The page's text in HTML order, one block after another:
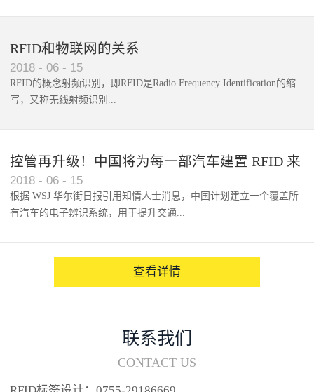
RFID和物联网的关系
2018 - 06 - 15
RFID的概念射频识别，即RFID是Radio Frequency Identification的缩
写，又称无线射频识别...
控管再升级！中国将为每一部汽车建置 RFID 来
架构辨识系统
2018 - 06 - 15
根据 WSJ 华尔街日报引用知情人士消息，中国计划建立一个覆盖所
有汽车的电子辨识系统，用于提升交通...
查看详情
联系我们
CONTACT US